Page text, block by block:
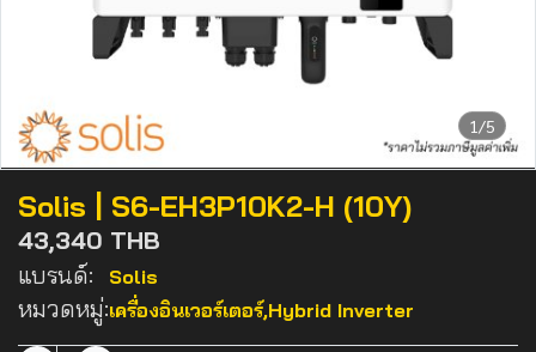
1/5
Solis | S6-EH3P10K2-H (10Y)
43,340 THB
แบรนด์: Solis
หมวดหมู่:เครื่องอินเวอร์เตอร์,Hybrid Inverter